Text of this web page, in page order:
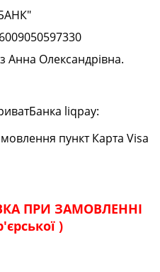
Анна Олександрівна.
liqpay:
пункт Карта Visa
ПРИ ЗАМОВЛЕННІ
)